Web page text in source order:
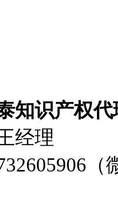
知识产权
经理
（